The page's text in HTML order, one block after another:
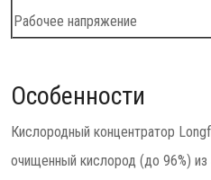
Рабочее напряжение
Особенности
Кислородный концентратор
очищенный кислород (до 96%)